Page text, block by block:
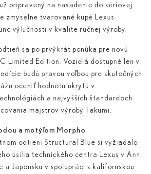
pripravený na nasadenie do sériovej
zmyselne tvarované kupé Lexus
výlučnosti v kvalite ručnej výroby.
sa po prvýkrát ponúka pre novú
Limited Edition. Vozidlá dostupné len v
budú pravou voľbou pre skutočných
oceniť hodnotu ukrytú v
a najvyšších štandardoch
majstrov výroby Takumi.
a motýľom Morpho
odtieni Structural Blue si vyžiadalo
úsilia technického centra Lexus v Ann
a Japonsku v spolupráci s kalifornskou